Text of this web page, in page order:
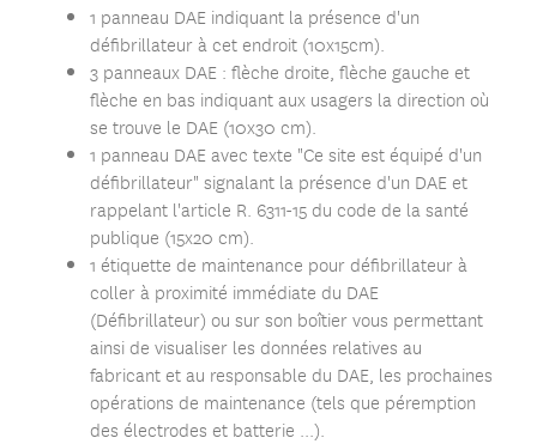
1 panneau DAE indiquant la présence d'un
défibrillateur à cet endroit (10x15cm).
3 panneaux DAE : flèche droite, flèche gauche et
flèche en bas indiquant aux usagers la direction où
se trouve le DAE (10x30 cm).
1 panneau DAE avec texte "Ce site est équipé d'un
défibrillateur" signalant la présence d'un DAE et
rappelant l'article R. 6311-15 du code de la santé
publique (15x20 cm).
1 étiquette de maintenance pour défibrillateur à
coller à proximité immédiate du DAE
(Défibrillateur) ou sur son boîtier vous permettant
ainsi de visualiser les données relatives au
fabricant et au responsable du DAE, les prochaines
opérations de maintenance (tels que péremption
des électrodes et batterie ...).